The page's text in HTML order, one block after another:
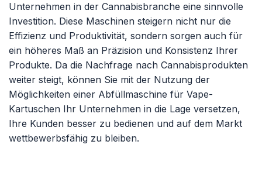
Unternehmen in der Cannabisbranche eine sinnvolle
Investition. Diese Maschinen steigern nicht nur die
Effizienz und Produktivität, sondern sorgen auch für
ein höheres Maß an Präzision und Konsistenz Ihrer
Produkte. Da die Nachfrage nach Cannabisprodukten
weiter steigt, können Sie mit der Nutzung der
Möglichkeiten einer Abfüllmaschine für Vape-
Kartuschen Ihr Unternehmen in die Lage versetzen,
Ihre Kunden besser zu bedienen und auf dem Markt
wettbewerbsfähig zu bleiben.